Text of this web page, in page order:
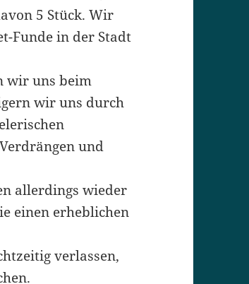
5 Stück. Wir
Funde in der Stadt
wir uns beim
wir uns durch
und
allerdings wieder
einen erheblichen
verlassen,